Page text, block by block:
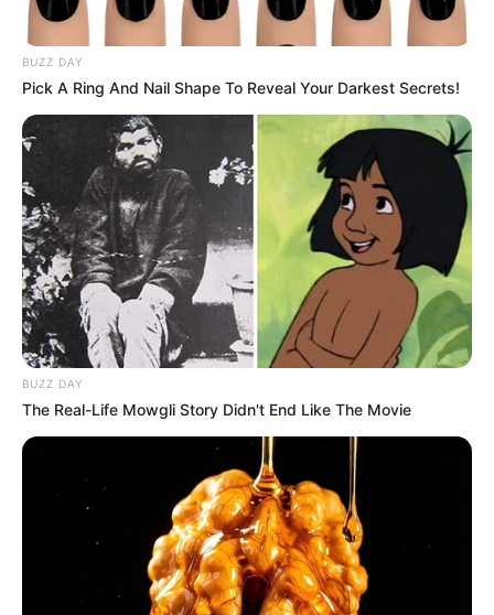
Nam Joo Hyuk
BUZZ DAY
Pick A Ring And Nail Shape To Reveal Your Darkest Secrets!
BUZZ DAY
The Real-Life Mowgli Story Didn't End Like The Movie